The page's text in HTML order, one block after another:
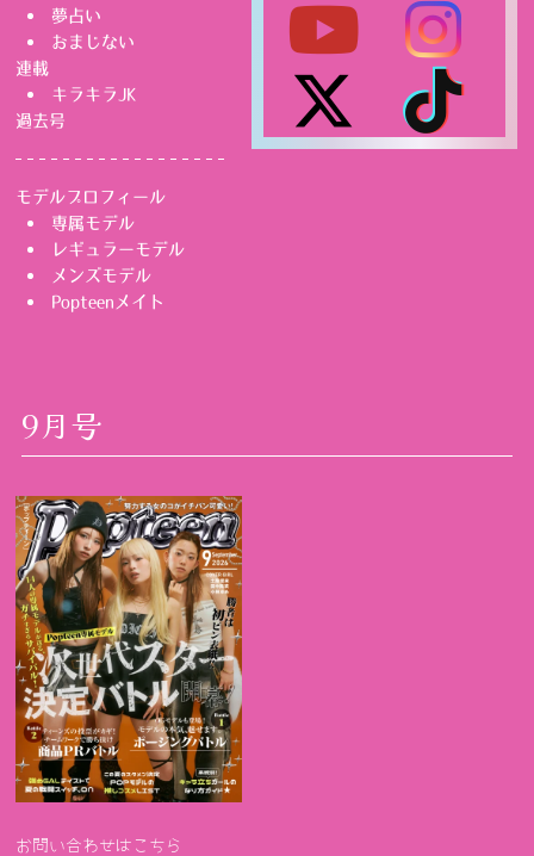
夢占い
おまじない
連載
キラキラJK
過去号
モデルプロフィール
専属モデル
レギュラーモデル
メンズモデル
Popteenメイト
9月号
お問い合わせはこちら